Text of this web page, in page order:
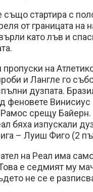
също стартира с
от границата на
като лъв и
на
и Лангле го
дузпата.
феновете
Рамос срещу
бяха изпускали
– Луиш Фиго (2
на Реал има
е седмият му
не се е